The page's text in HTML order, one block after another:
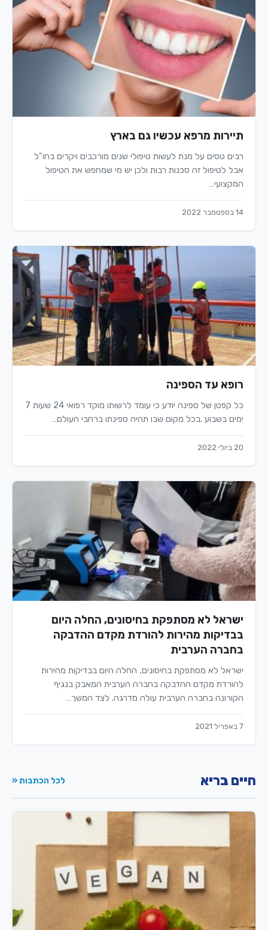
תיירות מרפא עכשיו גם בארץ
רבים טסים על מנת לעשות טיפולי שנים מורכבים ויקרים בחו"ל
אבל לטיפול זה סכנות רבות ולכן יש מי שמחפש את הטיפול
המקצועי…
14 בספטמבר 2022
רופא עד הספינה
כל קפטן של ספינה יודע כי עומד לרשותו מוקד רפואי 24 שעות 7
ימים בשבוע .בכל מקום שבו תהיה ספינתו ברחבי העולם…
20 ביולי 2022
ישראל לא מסתפקת בחיסונים, החלה היום
בבדיקות מהירות להורדת מקדם ההדבקה
בחברה הערבית
ישראל לא מסתפקת בחיסונים, החלה היום בבדיקות מהירות
להורדת מקדם ההדבקה בחברה הערבית המאבק בנגיף
הקורונה בחברה הערבית עולה מדרגה. לצד המשך…
7 באפריל 2021
חיים בריא לכל הכתבות «